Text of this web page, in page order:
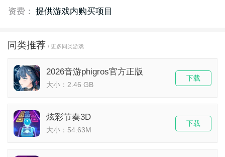
资费： 提供游戏内购买项目
同类推荐 / 更多同类游戏
2026音游phigros官方正版
大小：2.46 GB
下载
炫彩节奏3D
大小：54.63M
下载